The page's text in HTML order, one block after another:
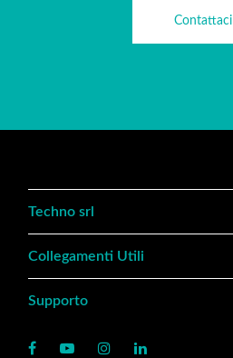
Contattaci
Techno srl
Collegamenti Utili
Supporto